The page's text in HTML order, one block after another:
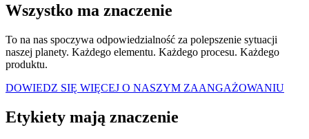
Wszystko ma znaczenie
To na nas spoczywa odpowiedzialność za polepszenie sytuacji
naszej planety. Każdego elementu. Każdego procesu. Każdego
produktu.
DOWIEDZ SIĘ WIĘCEJ O NASZYM ZAANGAŻOWANIU
Etykiety mają znaczenie